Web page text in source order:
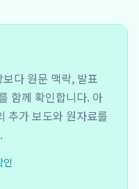
다 원문 맥락, 발표
함께 확인합니다. 아
추가 보도와 원자료를